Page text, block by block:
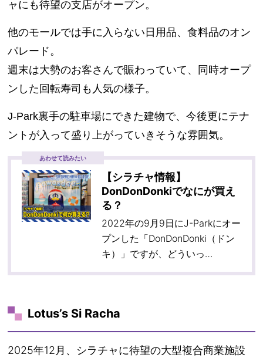
ャにも待望の支店がオープン。
他のモールでは手に入らない日用品、食料品のオン
パレード。
週末は大勢のお客さんで賑わっていて、同時オープ
ンした回転寿司も人気の様子。
J-Park裏手の駐車場にできた建物で、今後更にテナ
ントが入って盛り上がっていきそうな雰囲気。
あわせて読みたい
【シラチャ情報】
DonDonDonkiでなにが買え
る？
2022年の9月9日にJ-Parkにオー
プンした「DonDonDonki（ドン
キ）」ですが、どういっ…
Lotus’s Si Racha
2025年12月、シラチャに待望の大型複合商業施設